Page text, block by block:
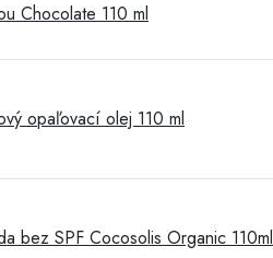
Chocolate 110 ml
opaľovací olej 110 ml
bez SPF Cocosolis Organic 110ml